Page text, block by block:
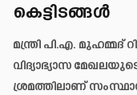
കെട്ടിടങ്ങൾ
മന്ത്രി പി.എ.
വിദ്യാഭ്യാസ
ശ്രമത്തിലാണ്